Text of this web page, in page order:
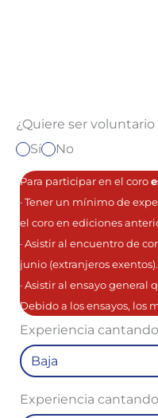
¿Quiere ser voluntario
Sí
No
Para participar en el coro
· Tener un mínimo de
el coro en ediciones
· Asistir al encuentro de
junio (extranjeros exentos).
· Asistir al ensayo general
Debido a los ensayos, los
Experiencia
Experiencia